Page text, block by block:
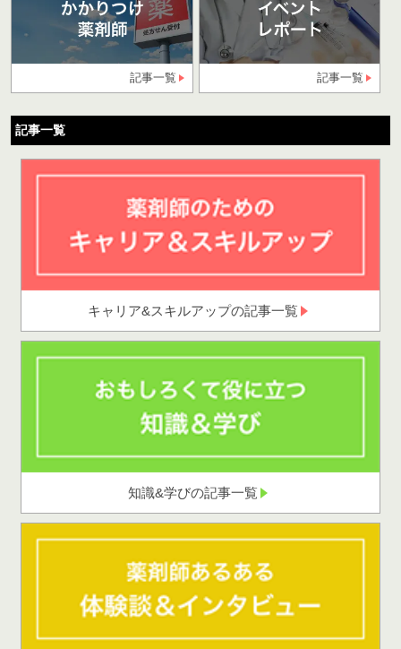
記事一覧 記事一覧
記事一覧
キャリア&スキルアップの記事一覧
知識&学びの記事一覧